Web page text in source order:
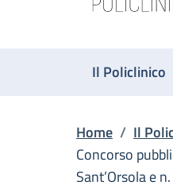
Il Policlinico
Home / Il
Concorso
Sant’Orsola e